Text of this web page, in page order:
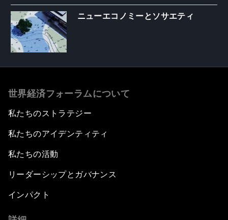
ニューエコノミーとソサエティ
世界経済フォーラムについて
私たちのストラテジー
私たちのアイデンティティ
私たちの活動
リーダーシップとガバナンス
インパクト